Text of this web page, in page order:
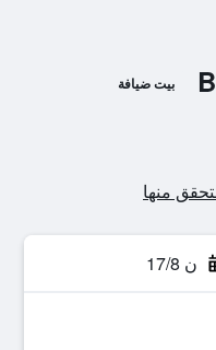
بيت ضيافة
ن 17/8